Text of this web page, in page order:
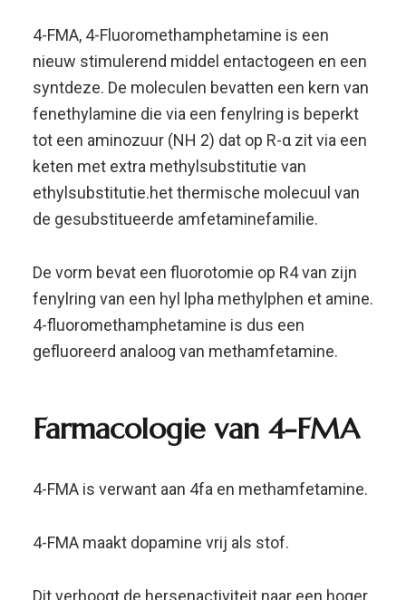
4-fluoromethamphetamine is dus een
gefluoreerd analoog van methamfetamine.
Farmacologie van 4-FMA
4-FMA is verwant aan 4fa en methamfetamine.
Dit verhoogt de hersenactiviteit naar een hoger
niveau, wat resulteert in stimulerende en
euforische effecten.
Mensen kopen 4-FMA en zeggen dat ze het
gebruiken voor een hogere productiviteit en
leiden tot een grotere muzikale waardering en